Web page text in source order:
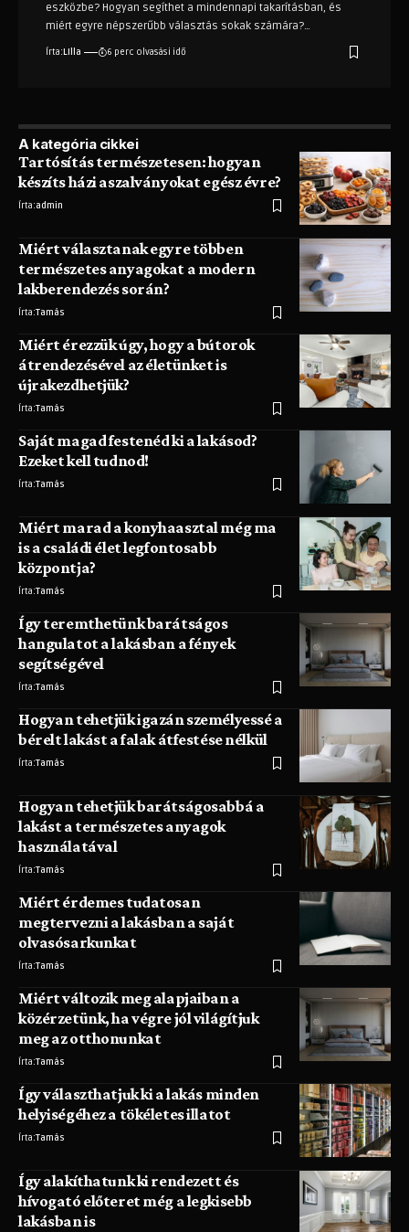
eszközbe? Hogyan segíthet a mindennapi takarításban, és
miért egyre népszerűbb választás sokak számára?…
Írta: LIlla 6 perc olvasási idő
A kategória cikkei
Tartósítás természetesen: hogyan
készíts házi aszalványokat egész évre?
Írta:admin
Miért választanak egyre többen
természetes anyagokat a modern
lakberendezés során?
Írta:Tamás
Miért érezzük úgy, hogy a bútorok
átrendezésével az életünket is
újrakezdhetjük?
Írta:Tamás
Saját magad festenéd ki a lakásod?
Ezeket kell tudnod!
Írta:Tamás
Miért marad a konyhaasztal még ma
is a családi élet legfontosabb
központja?
Írta:Tamás
Így teremthetünk barátságos
hangulatot a lakásban a fények
segítségével
Írta:Tamás
Hogyan tehetjük igazán személyessé a
bérelt lakást a falak átfestése nélkül
Írta:Tamás
Hogyan tehetjük barátságosabbá a
lakást a természetes anyagok
használatával
Írta:Tamás
Miért érdemes tudatosan
megtervezni a lakásban a saját
olvasósarkunkat
Írta:Tamás
Miért változik meg alapjaiban a
közérzetünk, ha végre jól világítjuk
meg az otthonunkat
Írta:Tamás
Így választhatjuk ki a lakás minden
helyiségéhez a tökéletes illatot
Írta:Tamás
Így alakíthatunk ki rendezett és
hívogató előteret még a legkisebb
lakásban is